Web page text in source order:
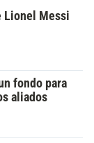
Lionel Messi
fondo para
aliados